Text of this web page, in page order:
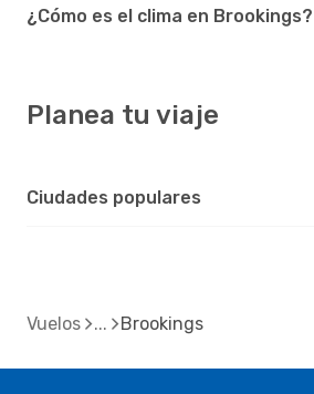
¿Cómo es el clima en Brookings?
Planea tu viaje
Ciudades populares
Vuelos Brookings